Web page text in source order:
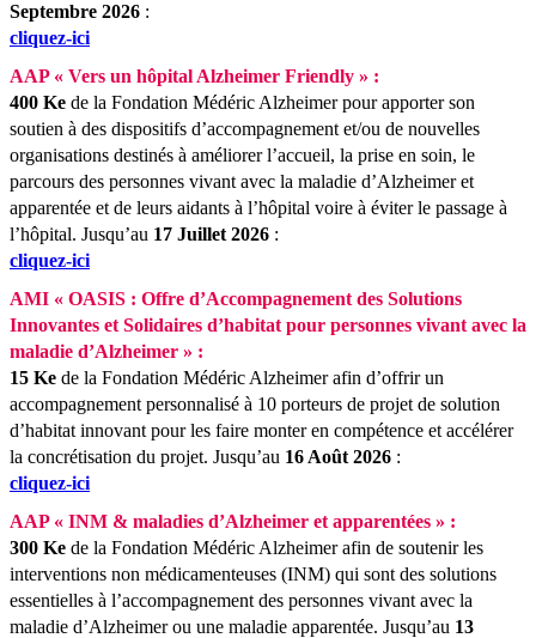
Septembre 2026 :
cliquez-ici
AAP « Vers un hôpital Alzheimer Friendly » :
400 Ke de la Fondation Médéric Alzheimer pour apporter son
soutien à des dispositifs d’accompagnement et/ou de nouvelles
organisations destinés à améliorer l’accueil, la prise en soin, le
parcours des personnes vivant avec la maladie d’Alzheimer et
apparentée et de leurs aidants à l’hôpital voire à éviter le passage à
l’hôpital. Jusqu’au 17 Juillet 2026 :
cliquez-ici
AMI « OASIS : Offre d’Accompagnement des Solutions
Innovantes et Solidaires d’habitat pour personnes vivant avec la
maladie d’Alzheimer » :
15 Ke de la Fondation Médéric Alzheimer afin d’offrir un
accompagnement personnalisé à 10 porteurs de projet de solution
d’habitat innovant pour les faire monter en compétence et accélérer
la concrétisation du projet. Jusqu’au 16 Août 2026 :
cliquez-ici
AAP « INM & maladies d’Alzheimer et apparentées » :
300 Ke de la Fondation Médéric Alzheimer afin de soutenir les
interventions non médicamenteuses (INM) qui sont des solutions
essentielles à l’accompagnement des personnes vivant avec la
maladie d’Alzheimer ou une maladie apparentée. Jusqu’au 13